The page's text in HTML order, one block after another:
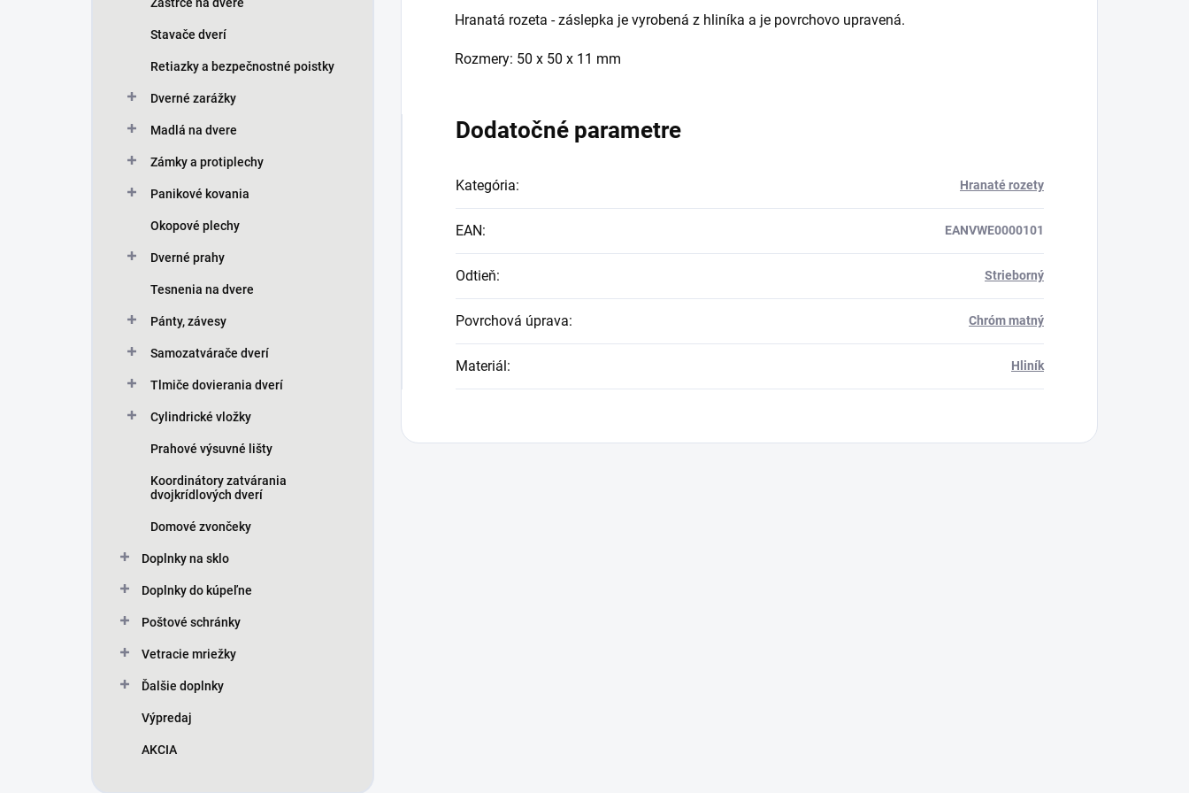
Stavače dverí
Retiazky a bezpečnostné poistky
Dverné zarážky
Madlá na dvere
Zámky a protiplechy
Panikové kovania
Okopové plechy
Dverné prahy
Tesnenia na dvere
Pánty, závesy
Samozatvárače dverí
Tlmiče dovierania dverí
Cylindrické vložky
Prahové výsuvné lišty
Koordinátory zatvárania
dvojkrídlových dverí
Domové zvončeky
Doplnky na sklo
Doplnky do kúpeľne
Poštové schránky
Vetracie mriežky
Ďalšie doplnky
Výpredaj
AKCIA
Hranatá rozeta - záslepka je vyrobená z hliníka a je povrchovo upravená.
Rozmery: 50 x 50 x 11 mm
Dodatočné parametre
Kategória: Hranaté rozety
EAN: EANVWE0000101
Odtieň: Strieborný
Povrchová úprava: Chróm matný
Materiál: Hliník